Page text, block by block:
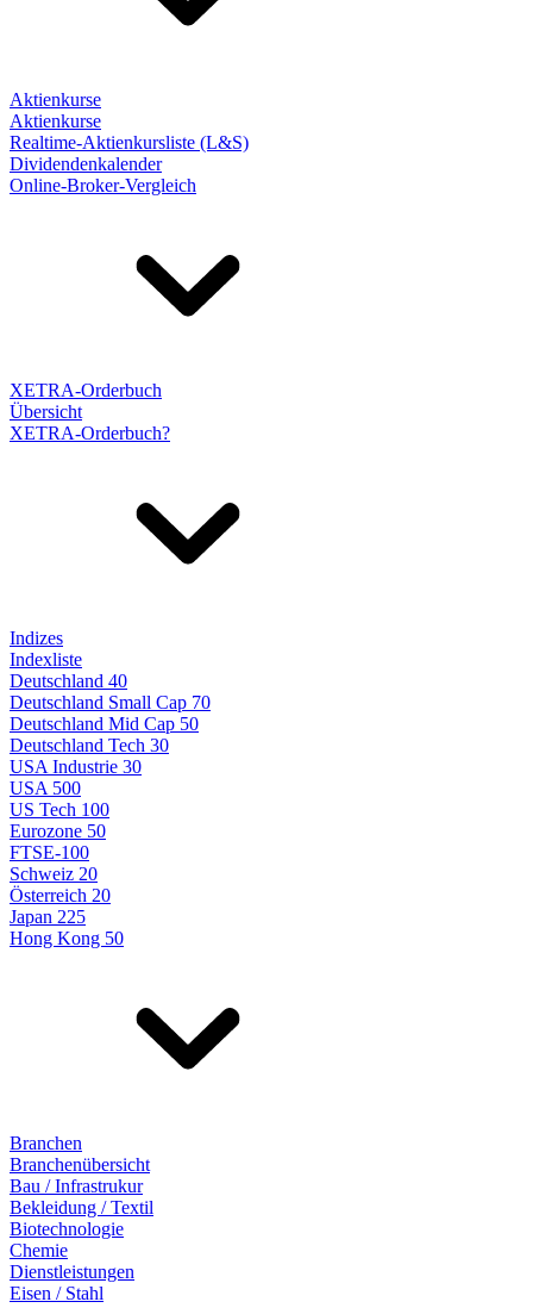
Aktienkurse
Aktienkurse
Realtime-Aktienkursliste (L&S)
Dividendenkalender
Online-Broker-Vergleich
XETRA-Orderbuch
Übersicht
XETRA-Orderbuch?
Indizes
Indexliste
Deutschland 40
Deutschland Small Cap 70
Deutschland Mid Cap 50
Deutschland Tech 30
USA Industrie 30
USA 500
US Tech 100
Eurozone 50
FTSE-100
Schweiz 20
Österreich 20
Japan 225
Hong Kong 50
Branchen
Branchenübersicht
Bau / Infrastrukur
Bekleidung / Textil
Biotechnologie
Chemie
Dienstleistungen
Eisen / Stahl